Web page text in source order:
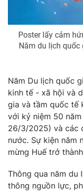
THỜI BÁO VTV
Theo dõi báo trên
Cơ quan chủ quản:
Cơ quan báo chí: Thời
Giấy phép hoạt động
cấp ngày 29/12/2023
Phó Tổng Biên tập:
Nguyễn Trọng Ninh
Poster lấy cảm
Năm du lịch quốc
Năm Du lịch quốc
kinh tế - xã hội và
gia và tầm quốc tế
với kỷ niệm 50
26/3/2025) và các
nước. Sự kiện năm
mừng Huế trở
Thông qua năm du
thông nguồn lực,